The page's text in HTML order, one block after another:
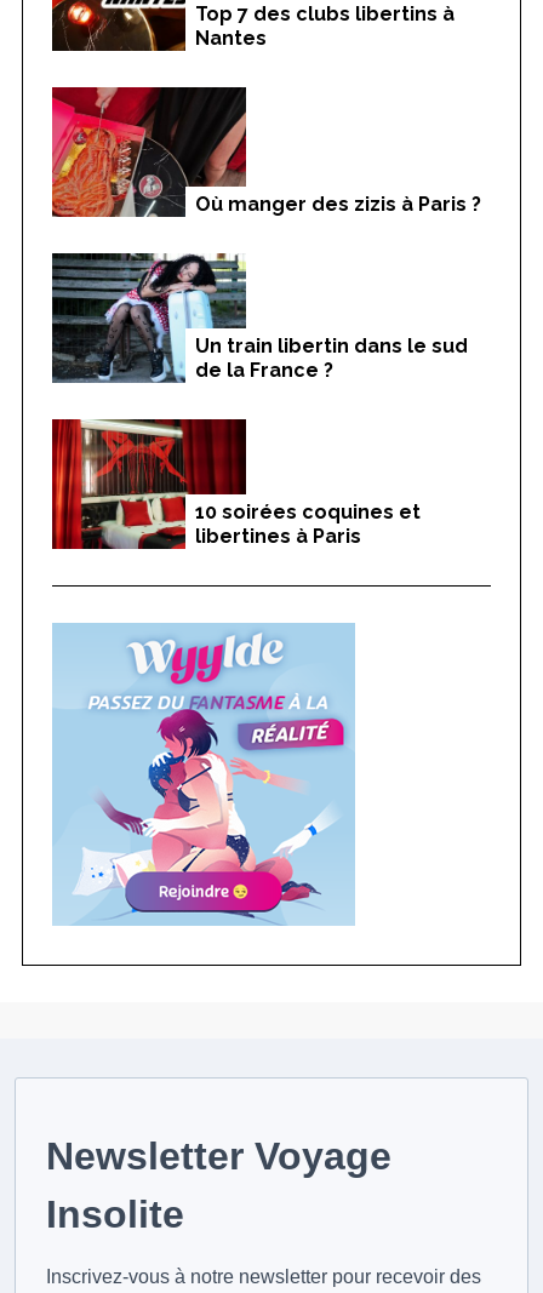
Top 7 des clubs libertins à
Nantes
Où manger des zizis à Paris ?
Un train libertin dans le sud
de la France ?
10 soirées coquines et
libertines à Paris
Newsletter Voyage
Insolite
Inscrivez-vous à notre newsletter pour recevoir des